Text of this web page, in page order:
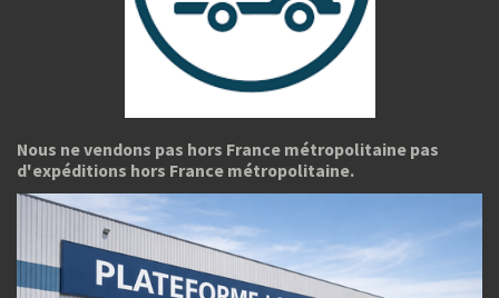
Nous ne vendons pas hors France métropolitaine pas
d'expéditions hors France métropolitaine.